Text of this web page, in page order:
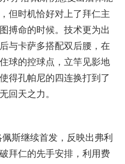
但时机恰好对上了拜仁主
搏命的时候。技术更为出
与卡萨多搭配双后腰，在
球的控球点，立竿见影地
得孔帕尼的四连换打到了
回天之力。
斯继续首发，反映出弗利
拜仁的先手安排，利用费